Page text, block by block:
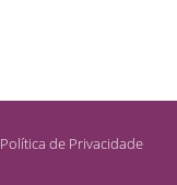
Política de Privacidade